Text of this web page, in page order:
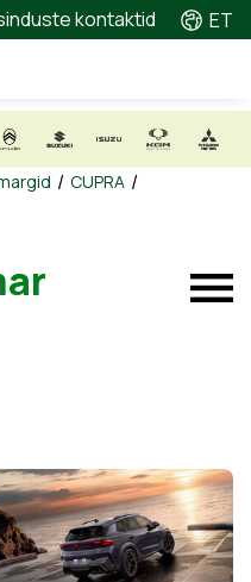
kontaktid ET
/ CUPRA /